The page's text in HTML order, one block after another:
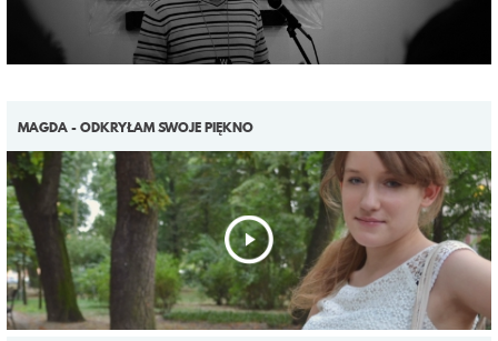
MAGDA - ODKRYŁAM SWOJE PIĘKNO